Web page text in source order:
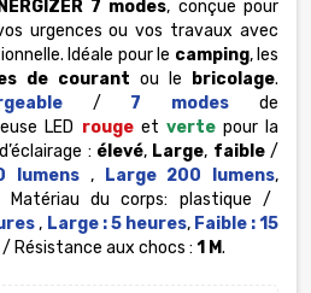
7 modes, conçue pour
urgences ou vos travaux avec
Idéale pour le camping, les
de courant ou le bricolage.
/ 7 modes de
LED rougeet vertepour la
: élevé, Large, faible/
lumens ,Large 200 lumens,
du corps: plastique /
, Large : 5 heures, Faible : 15
/ Résistance aux chocs : 1 M.